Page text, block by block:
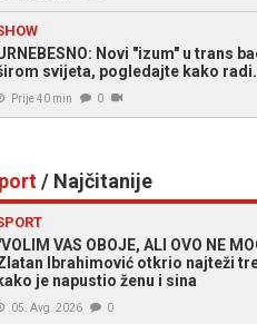
Bošnjaka u Zagrebu
Novi "izum" u trans
svijeta, pogledajte kako
Prije 40 min 0
/ Najčitanije
VAS OBOJE, ALI OVO NE
Ibrahimović otkrio najteži
kako je napustio ženu i sina
05. Avg. 2026 0